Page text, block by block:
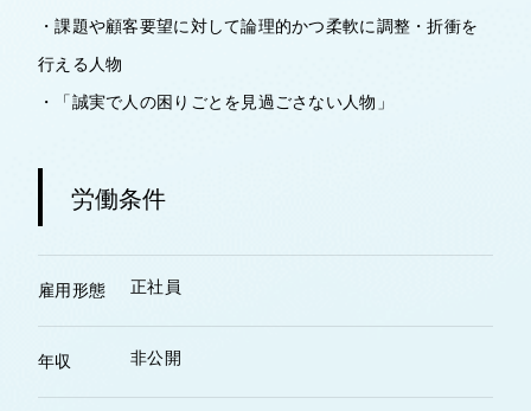
・課題や顧客要望に対して論理的かつ柔軟に調整・折衝を
行える人物
・「誠実で人の困りごとを見過ごさない人物」
労働条件
雇用形態 正社員
年収 非公開